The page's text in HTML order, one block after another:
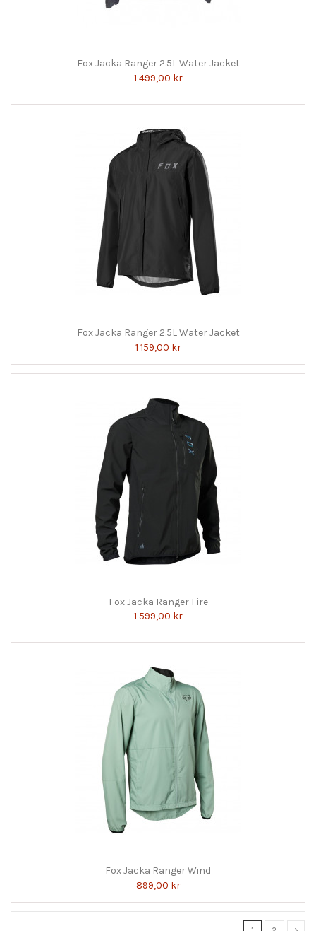
Fox Jacka Ranger 2.5L Water Jacket
1 499,00 kr
Fox Jacka Ranger 2.5L Water Jacket
1 159,00 kr
Fox Jacka Ranger Fire
1 599,00 kr
Fox Jacka Ranger Wind
899,00 kr